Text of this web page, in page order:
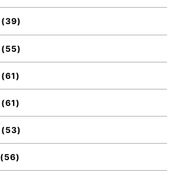
(39)
(55)
(61)
(61)
(53)
(56)